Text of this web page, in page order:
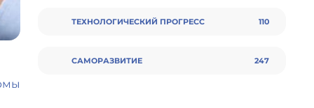
ТЕХНОЛОГИЧЕСКИЙ ПРОГРЕСС 110
CАМОРАЗВИТИЕ 247